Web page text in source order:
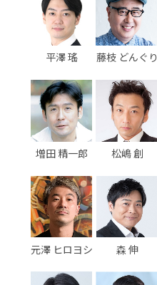
平澤 瑤 藤枝 どんぐり
増田 精一郎 松嶋 創
元澤 ヒロヨシ 森 伸